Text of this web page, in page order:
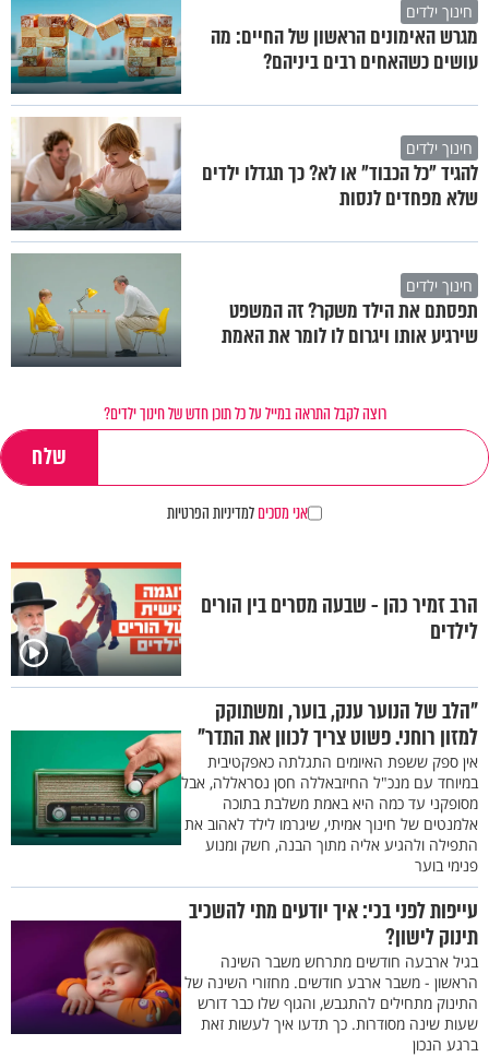
חינוך ילדים
מגרש האימונים הראשון של החיים: מה
עושים כשהאחים רבים ביניהם?
חינוך ילדים
להגיד "כל הכבוד" או לא? כך תגדלו ילדים
שלא מפחדים לנסות
חינוך ילדים
תפסתם את הילד משקר? זה המשפט
שירגיע אותו ויגרום לו לומר את האמת
רוצה לקבל התראה במייל על כל תוכן חדש של חינוך ילדים?
אני מסכיםלמדיניות הפרטיות
הרב זמיר כהן - שבעה מסרים בין הורים
לילדים
"הלב של הנוער ענק, בוער, ומשתוקק
למזון רוחני. פשוט צריך לכוון את התדר"
אין ספק ששפת האיומים התגלתה כאפקטיבית
במיוחד עם מנכ"ל החיזבאללה חסן נסראללה, אבל
מסופקני עד כמה היא באמת משלבת בתוכה
אלמנטים של חינוך אמיתי, שיגרמו לילד לאהוב את
התפילה ולהגיע אליה מתוך הבנה, חשק ומנוע
פנימי בוער
עייפות לפני בכי: איך יודעים מתי להשכיב
תינוק לישון?
בגיל ארבעה חודשים מתרחש משבר השינה
הראשון - משבר ארבע חודשים. מחזורי השינה של
התינוק מתחילים להתגבש, והגוף שלו כבר דורש
שעות שינה מסודרות. כך תדעו איך לעשות זאת
ברגע הנכון